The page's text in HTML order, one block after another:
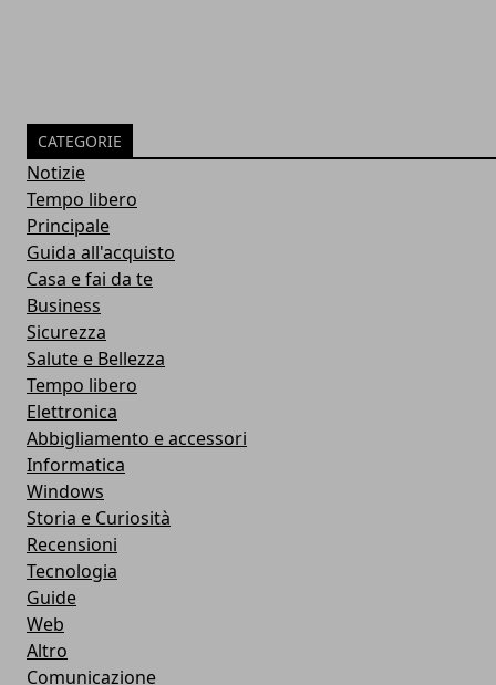
CATEGORIE
Notizie
Tempo libero
Principale
Guida all'acquisto
Casa e fai da te
Business
Sicurezza
Salute e Bellezza
Tempo libero
Elettronica
Abbigliamento e accessori
Informatica
Windows
Storia e Curiosità
Recensioni
Tecnologia
Guide
Web
Altro
Comunicazione